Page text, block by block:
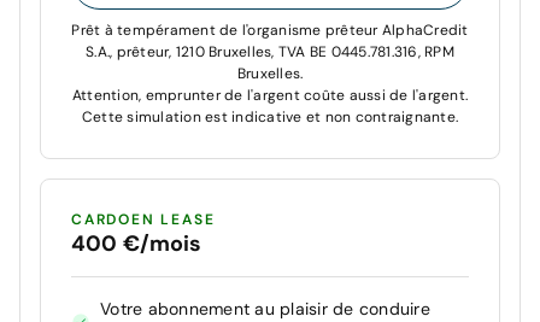
Prêt à tempérament de l'organisme prêteur AlphaCredit
S.A., prêteur, 1210 Bruxelles, TVA BE 0445.781.316, RPM
Bruxelles.
Attention, emprunter de l'argent coûte aussi de l'argent.
Cette simulation est indicative et non contraignante.
CARDOEN LEASE
400 €/mois
Votre abonnement au plaisir de conduire